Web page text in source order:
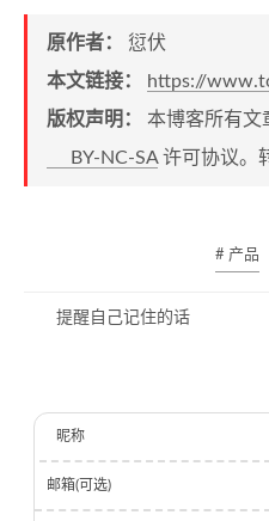
原作者： 愆伏
本文链接：
https://
版权声明： 本博客所有文
BY-NC-SA许可协议。
# 产品
提醒自己记住的话
昵称
邮箱(可选)